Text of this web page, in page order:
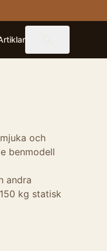
och
benmodell
andra
kg statisk